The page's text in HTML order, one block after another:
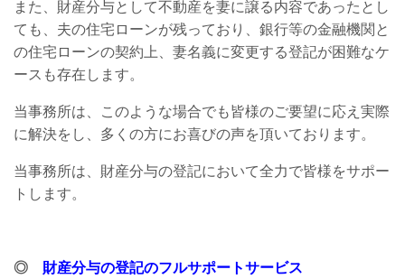
また、財産分与として不動産を妻に譲る内容であったとし
ても、夫の住宅ローンが残っており、銀行等の金融機関と
の住宅ローンの契約上、妻名義に変更する登記が困難なケ
ースも存在します。
当事務所は、このような場合でも皆様のご要望に応え実際
に解決をし、多くの方にお喜びの声を頂いております。
当事務所は、財産分与の登記において全力で皆様をサポー
トします。
◎ 財産分与の登記のフルサポートサービス